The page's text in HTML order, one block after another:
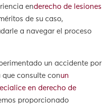
enderecho de lesiones
de su caso,
a navegar el proceso
un accidente por
consulte conun
en derecho de
proporcionado